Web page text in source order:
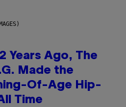
Years Ago, The
Made the
Of-Age Hip-
Time